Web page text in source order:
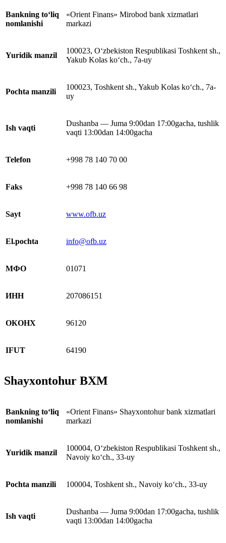
Bankning to‘liq
nomlanishi
«Orient Finans» Mirobod bank xizmatlari
markazi
Yuridik manzil
100023, O‘zbekiston Respublikasi Toshkent sh.,
Yakub Kolas ko‘ch., 7a-uy
Pochta manzili
100023, Toshkent sh., Yakub Kolas ko‘ch., 7a-
uy
Ish vaqti
Dushanba — Juma 9:00dan 17:00gacha, tushlik
vaqti 13:00dan 14:00gacha
Telefon +998 78 140 70 00
Faks +998 78 140 66 98
Sayt www.ofb.uz
El.pochta info@ofb.uz
МФО 01071
ИНН 207086151
ОКОНХ 96120
IFUT 64190
Shayxontohur BXM
Bankning to‘liq
nomlanishi
«Orient Finans» Shayxontohur bank xizmatlari
markazi
Yuridik manzil
100004, O‘zbekiston Respublikasi Toshkent sh.,
Navoiy ko‘ch., 33-uy
Pochta manzili 100004, Toshkent sh., Navoiy ko‘ch., 33-uy
Ish vaqti
Dushanba — Juma 9:00dan 17:00gacha, tushlik
vaqti 13:00dan 14:00gacha